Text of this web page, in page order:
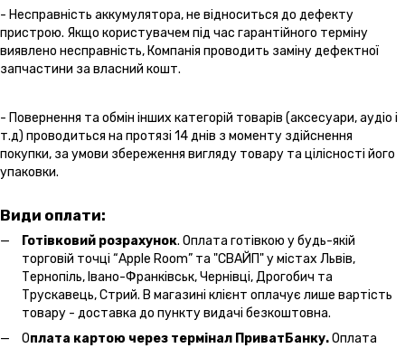
- Несправність аккумулятора, не відноситься до дефекту
пристрою. Якщо користувачем під час гарантійного терміну
виявлено несправність, Компанія проводить заміну дефектної
запчастини за власний кошт.
- Повернення та обмін інших категорій товарів (аксесуари, аудіо і
т.д) проводиться на протязі 14 днів з моменту здійснення
покупки, за умови збереження вигляду товару та цілісності його
упаковки.
Види оплати:
Готівковий розрахунок. Оплата готівкою у будь-якій
торговій точці “Apple Room” та "СВАЙП" у містах Львів,
Тернопіль, Івано-Франківськ, Чернівці, Дрогобич та
Трускавець, Стрий. В магазині клієнт оплачує лише вартість
товару - доставка до пункту видачі безкоштовна.
Оплата картою через термінал ПриватБанку.Оплата